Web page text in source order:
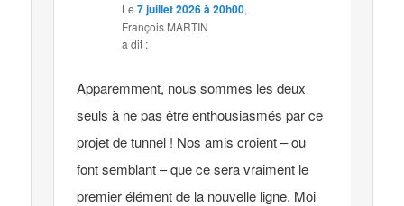
Le 7 juillet 2026 à 20h00,
François MARTIN
a dit :
Apparemment, nous sommes les deux
seuls à ne pas être enthousiasmés par ce
projet de tunnel ! Nos amis croient – ou
font semblant – que ce sera vraiment le
premier élément de la nouvelle ligne. Moi